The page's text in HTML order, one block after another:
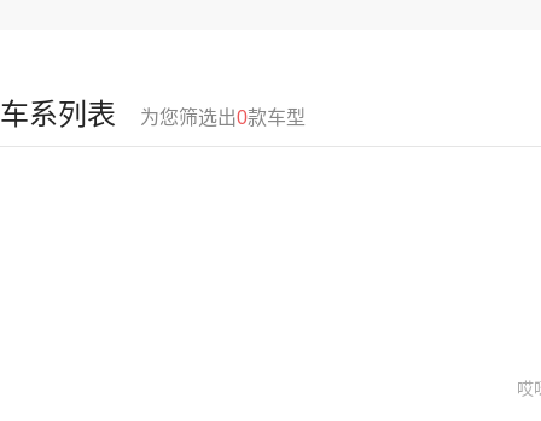
车系列表 为您筛选出0款车型
哎